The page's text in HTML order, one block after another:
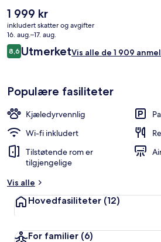
til offentlig transport: 42 St. - Port
Times Sq. - 42 St. Station ligger bare et
Den
nåværende
prisen
er
1 999 kr
1 999 kr
inkludert skatter og avgifter
16. aug.–17. aug.
Anmeldelser
8,68,6 av 10 –
UtmerketVis alle de 1 909
Populære fasiliteter
Kjæledyrvennlig
Wi-fi inkludert
Tilstøtende rom er
tilgjengelige
Vis alle
Hovedfasiliteter (12)
For familier (6)